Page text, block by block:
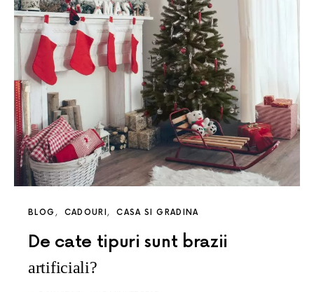
BLOG CADOURI CASA SI GRADINA
De cate tipuri sunt brazii
artificiali?